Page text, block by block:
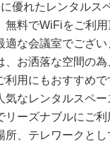
優れたレンタルス
無料でWiFiをご利
適な会議室でござい
、お洒落な空間の
利用にもおすすめ
気なレンタルスペ
リーズナブルにご利
所、テレワークと